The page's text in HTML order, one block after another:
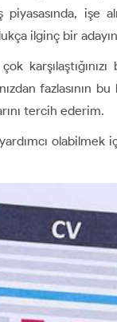
işe
ilginç bir
fazlasının
tercih ederim.